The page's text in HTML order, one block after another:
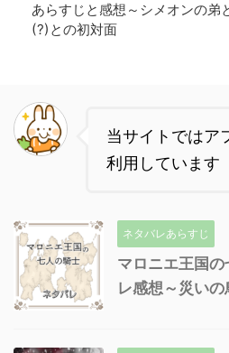
あらすじと感想～シメオンの弟
(?)との初対面
当サイトではア
利用しています
ネタバレあらすじ
マロニエ王国
レ感想～災いの